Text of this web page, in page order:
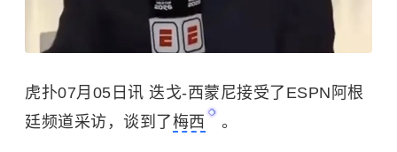
虎扑07月05日讯 迭戈-西蒙尼接受了ESPN阿根
廷频道采访，谈到了梅西 。